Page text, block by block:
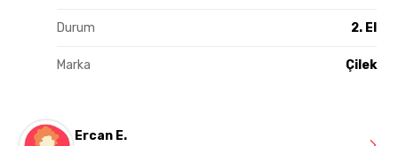
Durum 2. El
Marka Çilek
Ercan E.